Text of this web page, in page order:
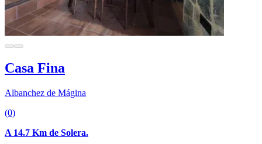
Casa Fina
Albanchez de Mágina
(0)
A 14.7 Km de Solera.